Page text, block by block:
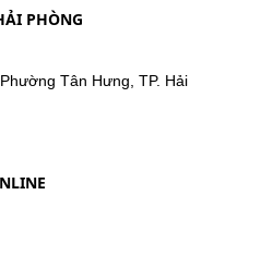
PHÒNG
Tân Hưng, TP. Hải